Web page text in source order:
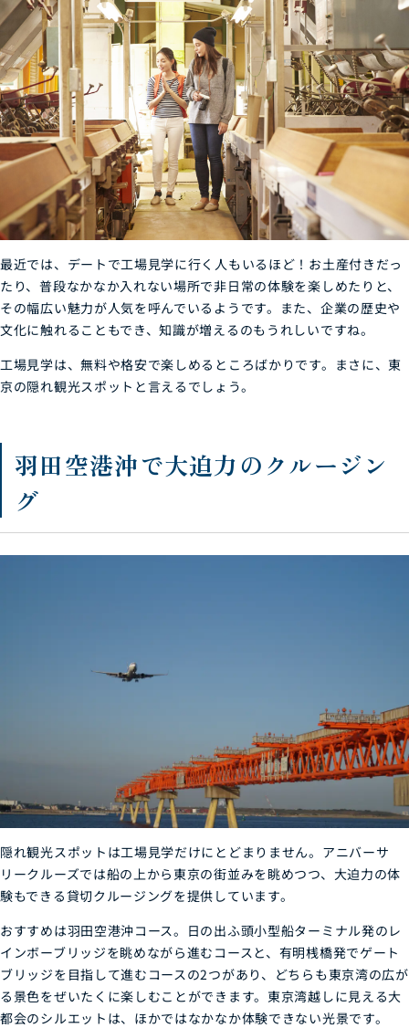
最近では、デートで工場見学に行く人もいるほど！お土産付きだっ
たり、普段なかなか入れない場所で非日常の体験を楽しめたりと、
その幅広い魅力が人気を呼んでいるようです。また、企業の歴史や
文化に触れることもでき、知識が増えるのもうれしいですね。
工場見学は、無料や格安で楽しめるところばかりです。まさに、東
京の隠れ観光スポットと言えるでしょう。
羽田空港沖で大迫力のクルージン
グ
隠れ観光スポットは工場見学だけにとどまりません。アニバーサ
リークルーズでは船の上から東京の街並みを眺めつつ、大迫力の体
験もできる貸切クルージングを提供しています。
おすすめは羽田空港沖コース。日の出ふ頭小型船ターミナル発のレ
インボーブリッジを眺めながら進むコースと、有明桟橋発でゲート
ブリッジを目指して進むコースの2つがあり、どちらも東京湾の広が
る景色をぜいたくに楽しむことができます。東京湾越しに見える大
都会のシルエットは、ほかではなかなか体験できない光景です。